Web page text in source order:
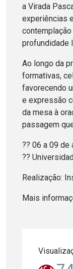
a Virada
experiências
profundidade
Ao longo da
formativas,
favorecendo
e expressão
da mesa à
passagem
?? 06 a 09 de
??
Realização:
Mais